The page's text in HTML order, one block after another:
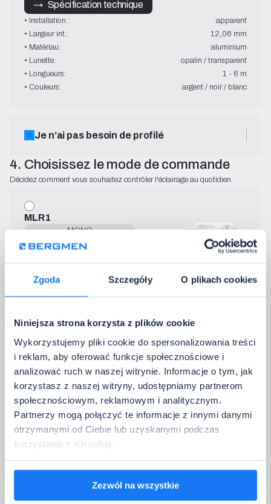
Zgoda Szczegóły O plikach cookies
Niniejsza strona korzysta z plików cookie
Wykorzystujemy pliki cookie do spersonalizowania treści
i reklam, aby oferować funkcje społecznościowe i
analizować ruch w naszej witrynie. Informacje o tym, jak
korzystasz z naszej witryny, udostępniamy partnerom
społecznościowym, reklamowym i analitycznym.
Partnerzy mogą połączyć te informacje z innymi danymi
otrzymanymi od Ciebie lub uzyskanymi podczas
korzystania z ich usług.
Zezwól na wszystkie
→   Spécification technique
• Installation :
apparent
• Largeur int.:
12,06 mm
• Matériau:
aluminium
• Lunette:
opalin / transparent
• Longueurs:
1 - 6 m
• Couleurs:
argent / noir / blanc
Je n’ai pas besoin de profilé
4. Choisissez le mode de commande
Décidez comment vous souhaitez contrôler l'éclairage au quotidien.
MLR1
MONO
12 V DC - 24 V DC
• IP:
20
• Puissance de sortie 12 V DC:
• Pilotage:
• Température de fonctionnement:
-10~40°C
Contra HP 3
MONO
12 V DC - 24 V DC
→   Spécification technique
• Puissance de sortie 12 V DC:
max. 360 W
• Puissance de sortie 24 V DC
• Courant sortie:
3 x 10 A